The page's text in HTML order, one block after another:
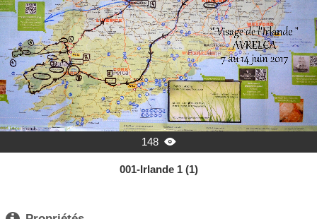
148 
001-Irlande 1 (1)